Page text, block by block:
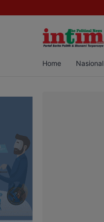
Bun, Dua Pelaku Diamankan
Home Nasional